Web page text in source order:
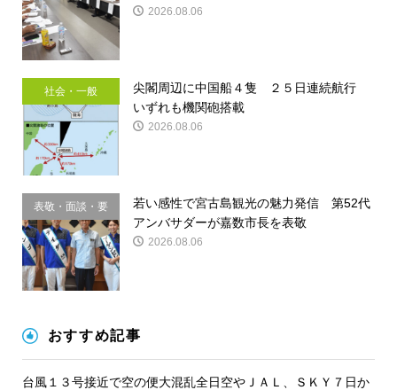
2026.08.06
社会・一般
尖閣周辺に中国船４隻 ２５日連続航行
いずれも機関砲搭載
2026.08.06
表敬・面談・要
請
若い感性で宮古島観光の魅力発信 第52代
アンバサダーが嘉数市長を表敬
2026.08.06
おすすめ記事
台風１３号接近で空の便大混乱全日空やＪＡＬ、ＳＫＹ７日か